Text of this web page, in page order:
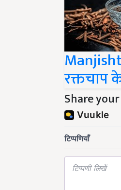
रक्तचाप
Share